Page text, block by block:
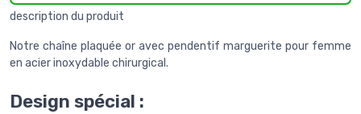
description du produit
Notre chaîne plaquée or avec pendentif marguerite pour femme
en acier inoxydable chirurgical.
Design spécial :